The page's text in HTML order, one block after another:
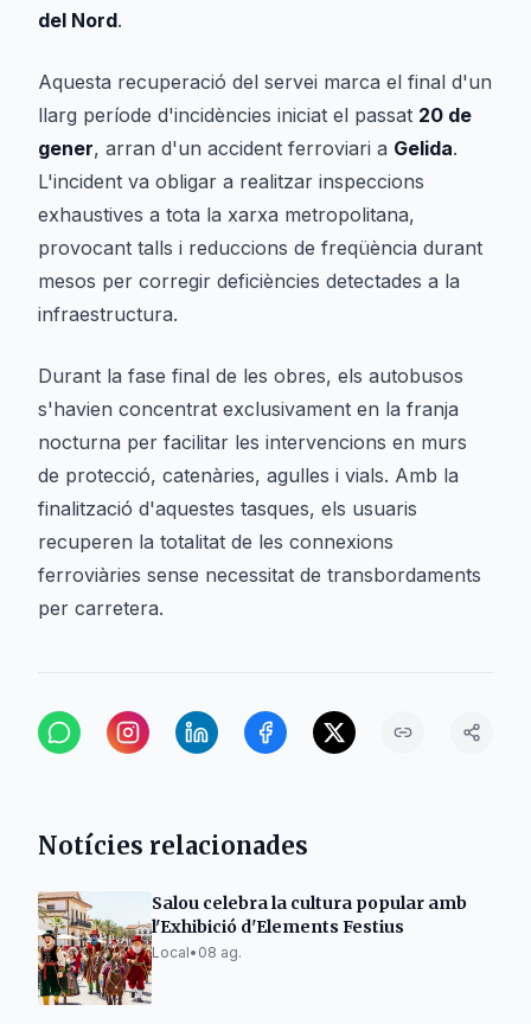
del Nord.
Aquesta recuperació del servei marca el final d'un
llarg període d'incidències iniciat el passat 20 de
gener, arran d'un accident ferroviari a Gelida.
L'incident va obligar a realitzar inspeccions
exhaustives a tota la xarxa metropolitana,
provocant talls i reduccions de freqüència durant
mesos per corregir deficiències detectades a la
infraestructura.
Durant la fase final de les obres, els autobusos
s'havien concentrat exclusivament en la franja
nocturna per facilitar les intervencions en murs
de protecció, catenàries, agulles i vials. Amb la
finalització d'aquestes tasques, els usuaris
recuperen la totalitat de les connexions
ferroviàries sense necessitat de transbordaments
per carretera.
Notícies relacionades
Salou celebra la cultura popular amb
l'Exhibició d'Elements Festius
Local• 08 ag.